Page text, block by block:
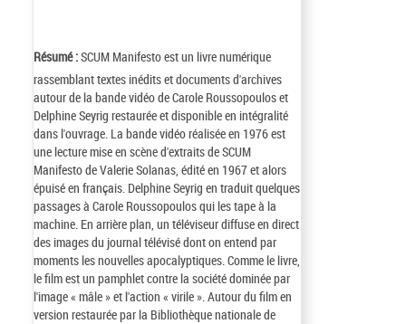
Résumé :SCUM Manifesto est un livre numérique
rassemblant textes inédits et documents d'archives
autour de la bande vidéo de Carole Roussopoulos et
Delphine Seyrig restaurée et disponible en intégralité
dans l'ouvrage. La bande vidéo réalisée en 1976 est
une lecture mise en scène d'extraits de SCUM
Manifesto de Valerie Solanas, édité en 1967 et alors
épuisé en français. Delphine Seyrig en traduit quelques
passages à Carole Roussopoulos qui les tape à la
machine. En arrière plan, un téléviseur diffuse en direct
des images du journal télévisé dont on entend par
moments les nouvelles apocalyptiques. Comme le livre,
le film est un pamphlet contre la société dominée par
l'image « mâle » et l'action « virile ». Autour du film en
version restaurée par la Bibliothèque nationale de